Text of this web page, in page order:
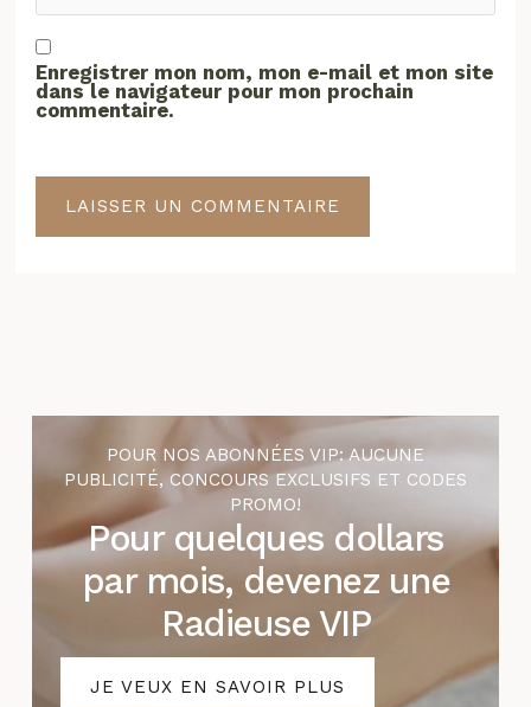
Enregistrer mon nom, mon e-mail et mon site
dans le navigateur pour mon prochain
commentaire.
POUR NOS ABONNÉES VIP: AUCUNE
PUBLICITÉ, CONCOURS EXCLUSIFS ET CODES
PROMO!
Pour quelques dollars
par mois, devenez une
Radieuse VIP
JE VEUX EN SAVOIR PLUS